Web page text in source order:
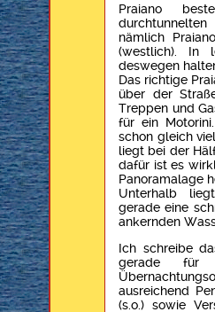
Praiano
nämlich
(westlich). In
deswegen
Das richtige
über der
Treppen und
für ein
schon gleich
liegt bei der
dafür ist es
Panoramalage
Unterhalb
gerade eine
ankernden
Ich schreibe
gerade für
ausreichend
(s.o.) sowie